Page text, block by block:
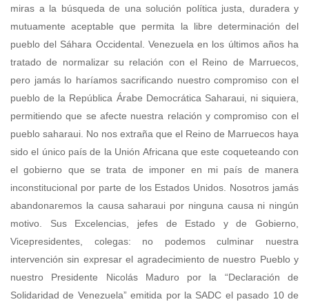
miras a la búsqueda de una solución política justa, duradera y
mutuamente aceptable que permita la libre determinación del
pueblo del Sáhara Occidental. Venezuela en los últimos años ha
tratado de normalizar su relación con el Reino de Marruecos,
pero jamás lo haríamos sacrificando nuestro compromiso con el
pueblo de la República Árabe Democrática Saharaui, ni siquiera,
permitiendo que se afecte nuestra relación y compromiso con el
pueblo saharaui. No nos extraña que el Reino de Marruecos haya
sido el único país de la Unión Africana que este coqueteando con
el gobierno que se trata de imponer en mi país de manera
inconstitucional por parte de los Estados Unidos. Nosotros jamás
abandonaremos la causa saharaui por ninguna causa ni ningún
motivo. Sus Excelencias, jefes de Estado y de Gobierno,
Vicepresidentes, colegas: no podemos culminar nuestra
intervención sin expresar el agradecimiento de nuestro Pueblo y
nuestro Presidente Nicolás Maduro por la “Declaración de
Solidaridad de Venezuela” emitida por la SADC el pasado 10 de